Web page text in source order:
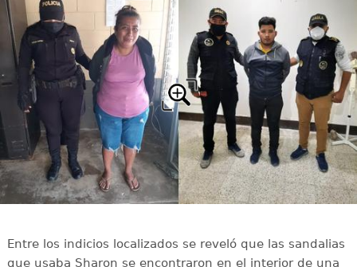
Entre los indicios localizados se reveló que las sandalias
que usaba Sharon se encontraron en el interior de una